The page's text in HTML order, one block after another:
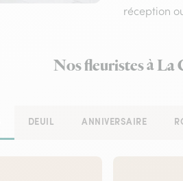
réception
Nos fleuristes à La
DEUIL ANNIVERSAIRE